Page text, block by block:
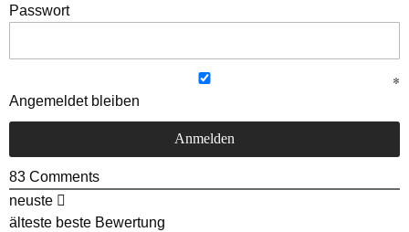
Passwort
Angemeldet bleiben
83 Comments
neuste
älteste beste Bewertung